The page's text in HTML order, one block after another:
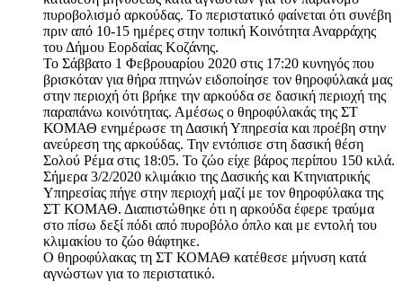
πυροβολισμό αρκούδας. Το περιστατικό φαίνεται ότι συνέβη
πριν από 10-15 ημέρες στην τοπική Κοινότητα Αναρράχης
του Δήμου Εορδαίας Κοζάνης.
Το Σάββατο 1 Φεβρουαρίου 2020 στις 17:20 κυνηγός που
βρισκόταν για θήρα πτηνών ειδοποίησε τον θηροφύλακά μας
στην περιοχή ότι βρήκε την αρκούδα σε δασική περιοχή της
παραπάνω κοινότητας. Αμέσως ο θηροφύλακάς της ΣΤ
ΚΟΜΑΘ ενημέρωσε τη Δασική Υπηρεσία και προέβη στην
ανεύρεση της αρκούδας. Την εντόπισε στη δασική θέση
Σολού Ρέμα στις 18:05. Το ζώο είχε βάρος περίπου 150 κιλά.
Σήμερα 3/2/2020 κλιμάκιο της Δασικής και Κτηνιατρικής
Υπηρεσίας πήγε στην περιοχή μαζί με τον θηροφύλακα της
ΣΤ ΚΟΜΑΘ. Διαπιστώθηκε ότι η αρκούδα έφερε τραύμα
στο πίσω δεξί πόδι από πυροβόλο όπλο και με εντολή του
κλιμακίου το ζώο θάφτηκε.
Ο θηροφύλακας τη ΣΤ ΚΟΜΑΘ κατέθεσε μήνυση κατά
αγνώστων για το περιστατικό.